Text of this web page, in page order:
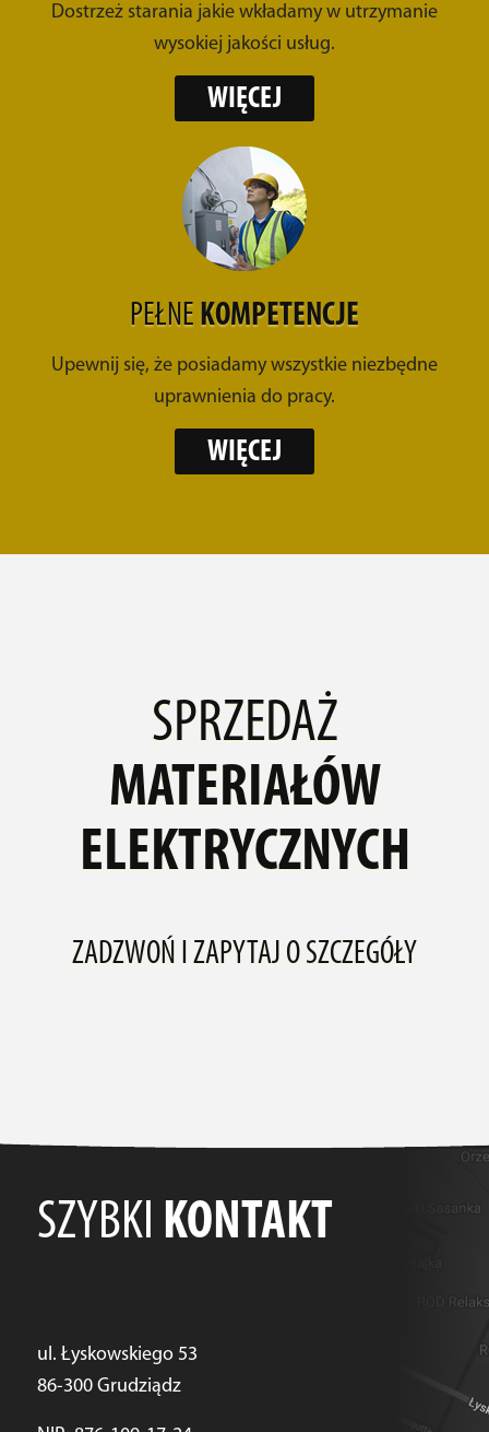
Dostrzeż starania jakie wkładamy w utrzymanie
wysokiej jakości usług.
WIĘCEJ
PEŁNE KOMPETENCJE
Upewnij się, że posiadamy wszystkie niezbędne
uprawnienia do pracy.
WIĘCEJ
SPRZEDAŻ
MATERIAŁÓW
ELEKTRYCZNYCH
ZADZWOŃ I ZAPYTAJ O SZCZEGÓŁY
SZYBKI KONTAKT
ul. Łyskowskiego 53
86-300 Grudziądz